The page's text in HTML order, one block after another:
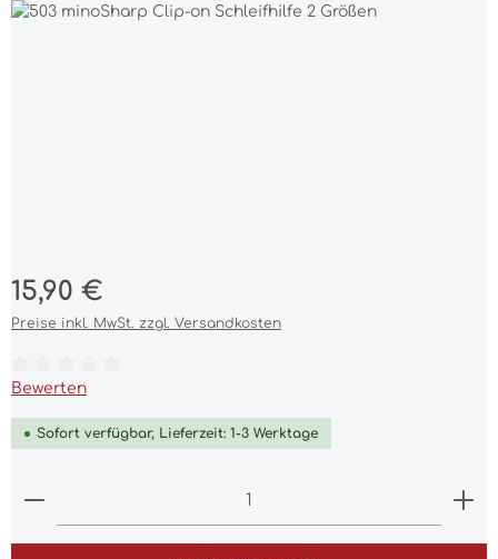
Bildergalerie überspringen
Regulärer Preis:
15,90 €
Preise inkl. MwSt. zzgl. Versandkosten
Durchschnittliche Bewertung von 0 von 5 Sternen
Bewerten
Sofort verfügbar, Lieferzeit: 1-3 Werktage
Produkt Anzahl: Gib den gewünschten Wert